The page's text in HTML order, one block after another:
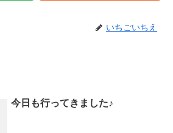
いちごいちえ
今日も行ってきました♪